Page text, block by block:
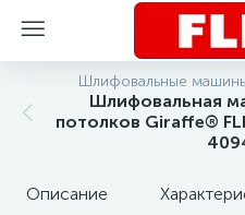
Шлифовальные
Шлифовальная
потолков Giraffe®
Описание